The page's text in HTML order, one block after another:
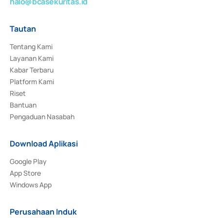
Tautan
Tentang Kami
Layanan Kami
Kabar Terbaru
Platform Kami
Riset
Bantuan
Pengaduan Nasabah
Download Aplikasi
Google Play
App Store
Windows App
Perusahaan Induk